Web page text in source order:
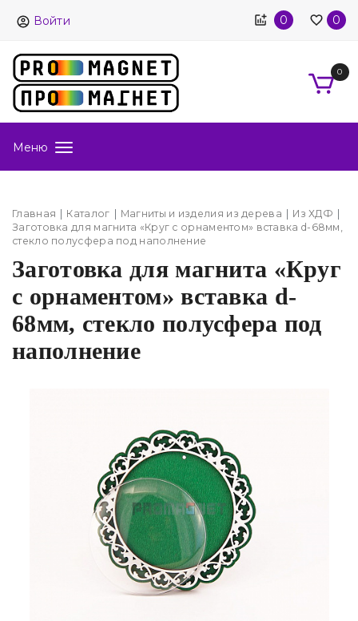
Войти 0 0
0
Меню
Главная Каталог Магниты и изделия из дерева
Из ХДФ
Заготовка для магнита «Круг с орнаментом» вставка d-68мм,
стекло полусфера под наполнение
Заготовка для магнита «Круг
с орнаментом» вставка d-
68мм, стекло полусфера под
наполнение